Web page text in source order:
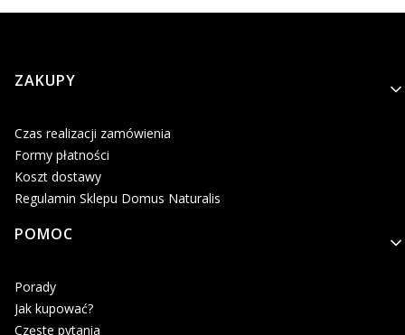
Linki w stopce
ZAKUPY
Czas realizacji zamówienia
Formy płatności
Koszt dostawy
Regulamin Sklepu Domus Naturalis
POMOC
Porady
Jak kupować?
Częste pytania